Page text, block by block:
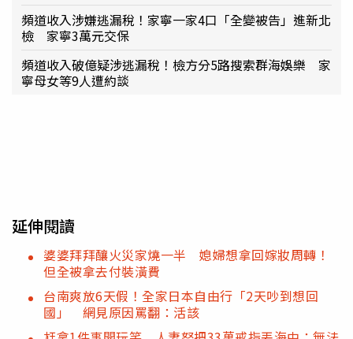
頻道收入涉嫌逃漏稅！家寧一家4口「全變被告」進新北
檢 家寧3萬元交保
頻道收入破億疑涉逃漏稅！檢方分5路搜索群海娛樂 家
寧母女等9人遭約談
延伸閱讀
婆婆拜拜釀火災家燒一半 媳婦想拿回嫁妝周轉！
但全被拿去付裝潢費
台南爽放6天假！全家日本自由行「2天吵到想回
國」 網見原因罵翻：活該